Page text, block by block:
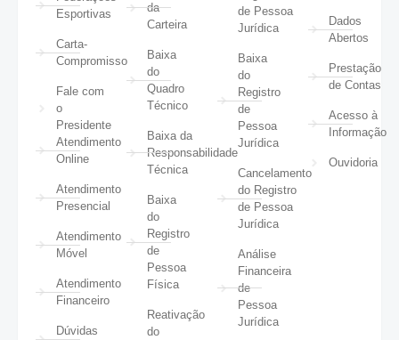
Esportivas
Carta-
Compromisso
Fale com
o
Presidente
Atendimento
Online
Atendimento
Presencial
Atendimento
Móvel
Atendimento
Financeiro
Dúvidas
da
Carteira
Baixa
do
Quadro
Técnico
Baixa da
Responsabilidade
Técnica
Baixa
do
Registro
de
Pessoa
Física
Reativação
do
de Pessoa
Jurídica
Baixa
do
Registro
de
Pessoa
Jurídica
Cancelamento
do Registro
de Pessoa
Jurídica
Análise
Financeira
de
Pessoa
Jurídica
Dados
Abertos
Prestação
de Contas
Acesso à
Informação
Ouvidoria